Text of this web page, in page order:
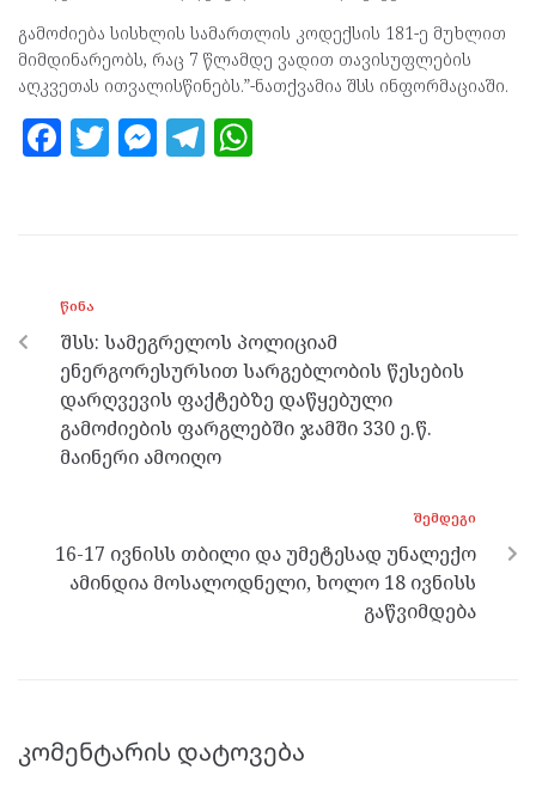
გამოძიება სისხლის სამართლის კოდექსის 181-ე მუხლით
მიმდინარეობს, რაც 7 წლამდე ვადით თავისუფლების
აღკვეთას ითვალისწინებს.”-ნათქვამია შსს ინფორმაციაში.
F
o
o
k
T M
er
T
m p
p
ᲬᲘᲜᲐ
შსს: სამეგრელოს პოლიციამ
ენერგორესურსით სარგებლობის წესების
დარღვევის ფაქტებზე დაწყებული
გამოძიების ფარგლებში ჯამში 330 ე.წ.
მაინერი ამოიღო
ᲨᲔᲛᲓᲔᲒᲘ
16-17 ივნისს თბილი და უმეტესად უნალექო
ამინდია მოსალოდნელი, ხოლო 18 ივნისს
გაწვიმდება
კომენტარის დატოვება